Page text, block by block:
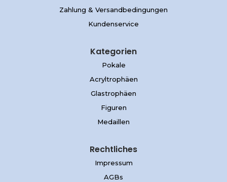
Zahlung & Versandbedingungen
Kundenservice
Kategorien
Pokale
Acryltrophäen
Glastrophäen
Figuren
Medaillen
Rechtliches
Impressum
AGBs